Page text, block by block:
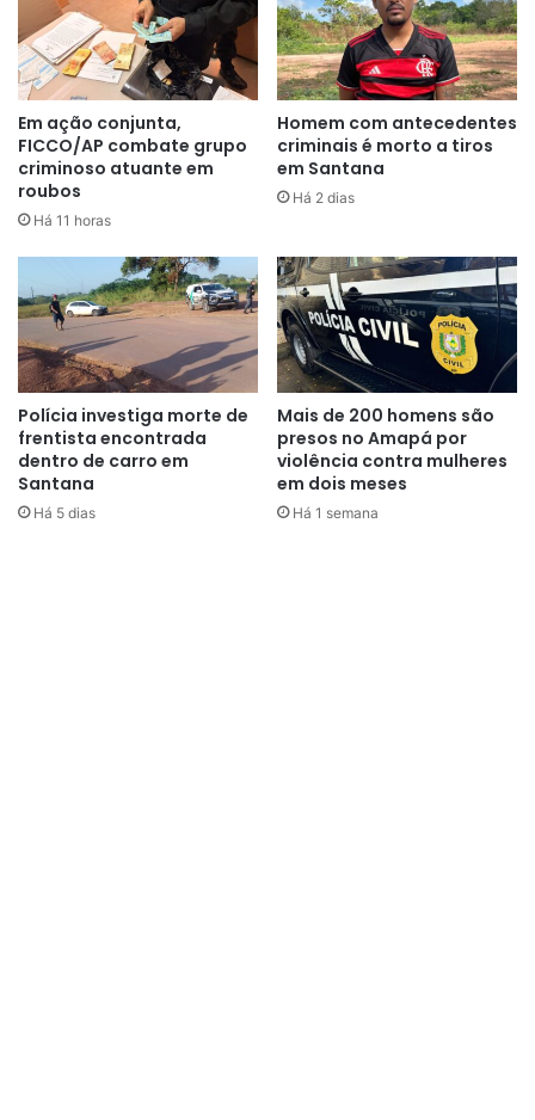
Em ação conjunta,
FICCO/AP combate grupo
criminoso atuante em
roubos
Há 11 horas
Homem com antecedentes
criminais é morto a tiros
em Santana
Há 2 dias
Polícia investiga morte de
frentista encontrada
dentro de carro em
Santana
Há 5 dias
Mais de 200 homens são
presos no Amapá por
violência contra mulheres
em dois meses
Há 1 semana